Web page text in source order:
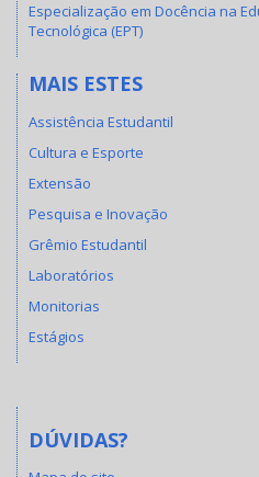
Especialização em Docência na
Tecnológica (EPT)
MAIS ESTES
Assistência Estudantil
Cultura e Esporte
Extensão
Pesquisa e Inovação
Grêmio Estudantil
Laboratórios
Monitorias
Estágios
DÚVIDAS?